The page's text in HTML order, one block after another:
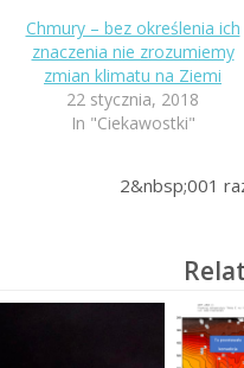
Chmury – bez określenia ich
znaczenia nie zrozumiemy
zmian klimatu na Ziemi
22 stycznia, 2018
In "Ciekawostki"
2&nbsp;001